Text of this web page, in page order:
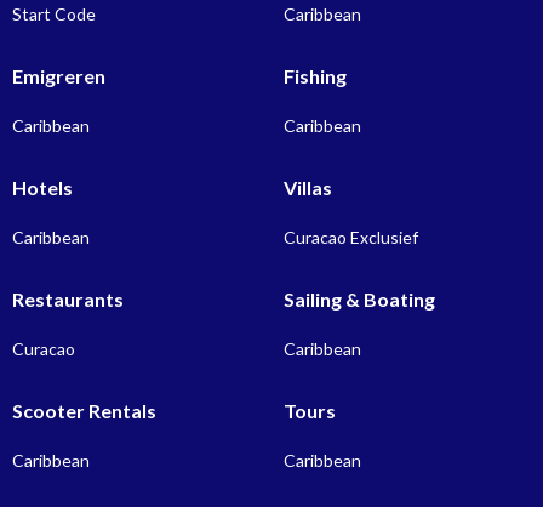
Start Code Caribbean
Emigreren
Caribbean
Fishing
Caribbean
Hotels
Caribbean
Villas
Curacao Exclusief
Restaurants
Curacao
Sailing & Boating
Caribbean
Scooter Rentals
Caribbean
Tours
Caribbean